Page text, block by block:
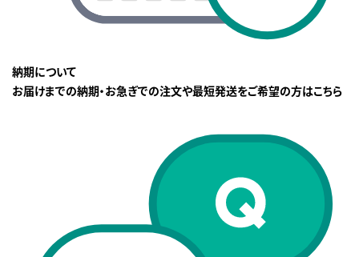
納期について
お届けまでの納期・お急ぎでの注文や最短発送をご希望の方はこちら